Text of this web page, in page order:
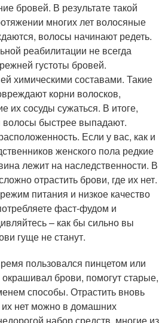
бровей. В результате такой
многих лет волосяные
волосы начинают редеть.
реабилитации не всегда
густоты бровей.
химическими составами. Такие
корни волосков,
их сосуды сужаться. В итоге,
быстрее выпадают.
Если у вас, как и
женского пола редкие
лежит на наследственности. В
отрастить брови, где их нет.
питания и низкое качество
фаст-фудом и
– как бы сильно вы
гуще не станут.
пользовался пинцетом или
окрашивал брови, помогут старые,
способы. Отрастить вновь
их нет можно в домашних